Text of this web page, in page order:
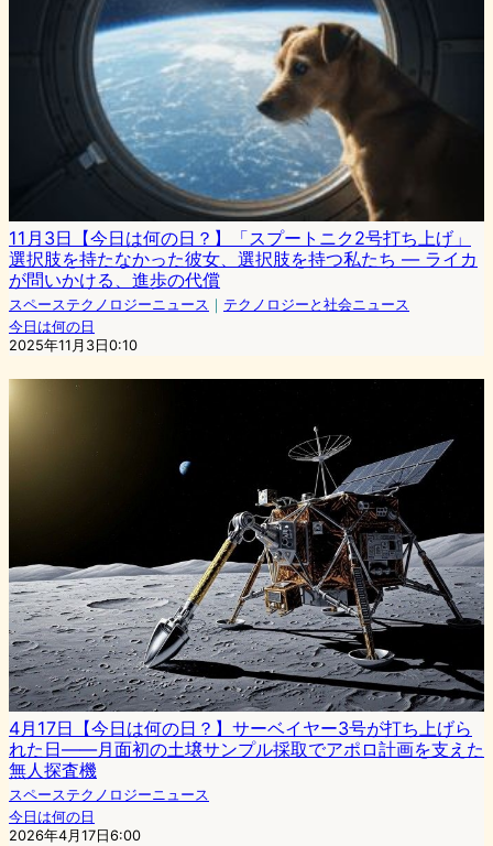
11月3日【今日は何の日？】「スプートニク2号打ち上げ」
選択肢を持たなかった彼女、選択肢を持つ私たち — ライカ
が問いかける、進歩の代償
スペーステクノロジーニュース ｜ テクノロジーと社会ニュース
今日は何の日
2025年11月3日0:10
4月17日【今日は何の日？】サーベイヤー3号が打ち上げら
れた日——月面初の土壌サンプル採取でアポロ計画を支えた
無人探査機
スペーステクノロジーニュース
今日は何の日
2026年4月17日6:00